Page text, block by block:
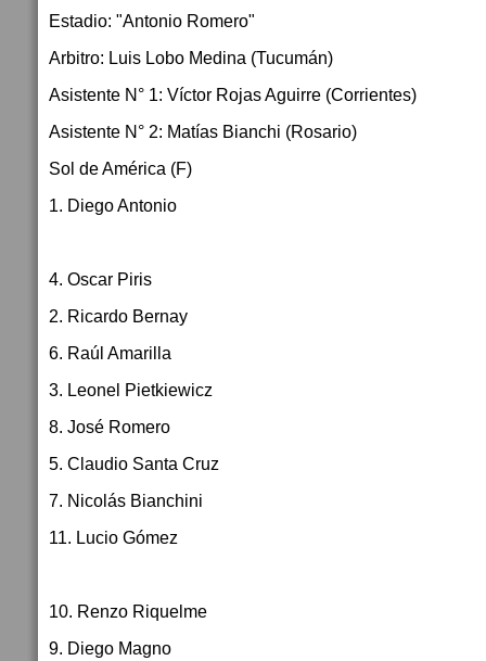
Estadio: "Antonio Romero"
Arbitro: Luis Lobo Medina (Tucumán)
Asistente N° 1: Víctor Rojas Aguirre (Corrientes)
Asistente N° 2: Matías Bianchi (Rosario)
Sol de América (F)
1. Diego Antonio
4. Oscar Piris
2. Ricardo Bernay
6. Raúl Amarilla
3. Leonel Pietkiewicz
8. José Romero
5. Claudio Santa Cruz
7. Nicolás Bianchini
11. Lucio Gómez
10. Renzo Riquelme
9. Diego Magno